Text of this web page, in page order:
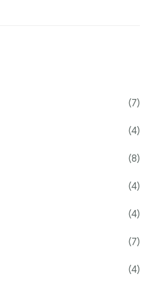
(7)
(4)
(8)
(4)
(4)
(7)
(4)